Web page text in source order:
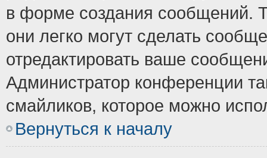
в форме создания сообщений.
они легко могут сделать
отредактировать ваше
Администратор конференции
смайликов, которое можно
Вернуться к началу